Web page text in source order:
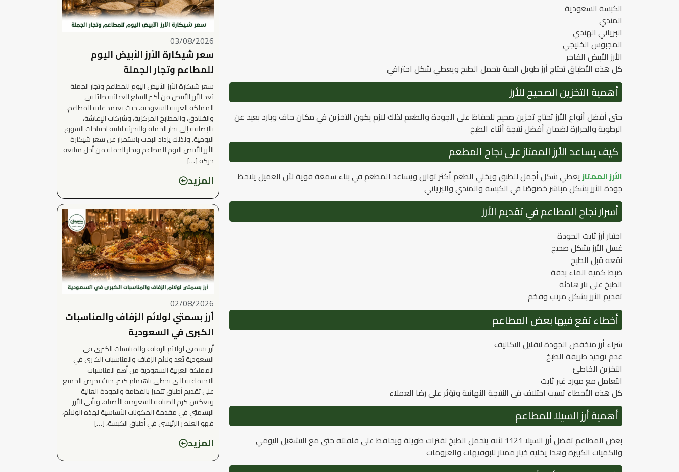
03/08/2026
سعر شيكارة الأرز الأبيض اليوم
للمطاعم وتجار الجملة
سعر شيكارة الأرز الأبيض اليوم للمطاعم وتجار الجملة
يُعد الأرز الأبيض من أكثر السلع الغذائية طلبًا في
المملكة العربية السعودية، حيث تعتمد عليه المطاعم،
والفنادق، والمطابخ المركزية، وشركات الإعاشة،
بالإضافة إلى تجار الجملة والتجزئة لتلبية احتياجات السوق
اليومية. ولذلك يزداد البحث باستمرار عن سعر شيكارة
الأرز الأبيض اليوم للمطاعم وتجار الجملة من أجل متابعة
حركة […]
المزيد
02/08/2026
أرز بسمتي لولائم الزفاف والمناسبات
الكبرى في السعودية
أرز بسمتي لولائم الزفاف والمناسبات الكبرى في
السعودية تُعد ولائم الزفاف والمناسبات الكبرى في
المملكة العربية السعودية من أهم المناسبات
الاجتماعية التي تحظى باهتمام كبير، حيث يحرص الجميع
على تقديم أطباق تتميز بالفخامة والجودة العالية
وتعكس كرم الضيافة السعودية الأصيلة. ويأتي الأرز
البسمتي في مقدمة المكونات الأساسية لهذه الولائم،
فهو العنصر الرئيسي في أطباق الكبسة، […]
المزيد
الكبسة السعودية
المندي
البرياني الهندي
المجبوس الخليجي
الأرز الأبيض الفاخر
كل هذه الأطباق تحتاج أرز طويل الحبة يتحمل الطبخ ويعطي شكل احترافي
أهمية التخزين الصحيح للأرز
حتى أفضل أنواع الأرز تحتاج تخزين صحيح للحفاظ على الجودة والطعم لذلك لازم يكون التخزين في مكان جاف وبارد بعيد عن
الرطوبة والحرارة لضمان أفضل نتيجة أثناء الطبخ
كيف يساعد الأرز الممتاز على نجاح المطعم
الأرز الممتاز يعطي شكل أجمل للطبق ويخلي الطعم أكثر توازن ويساعد المطعم في بناء سمعة قوية لأن العميل يلاحظ
جودة الأرز بشكل مباشر خصوصًا في الكبسة والمندي والبرياني
أسرار نجاح المطاعم في تقديم الأرز
اختيار أرز ثابت الجودة
غسل الأرز بشكل صحيح
نقعه قبل الطبخ
ضبط كمية الماء بدقة
الطبخ على نار هادئة
تقديم الأرز بشكل مرتب وفخم
أخطاء تقع فيها بعض المطاعم
شراء أرز منخفض الجودة لتقليل التكاليف
عدم توحيد طريقة الطبخ
التخزين الخاطئ
التعامل مع مورد غير ثابت
كل هذه الأخطاء تسبب اختلاف في النتيجة النهائية وتؤثر على رضا العملاء
أهمية أرز السيلا للمطاعم
بعض المطاعم تفضل أرز السيلا 1121 لأنه يتحمل الطبخ لفترات طويلة ويحافظ على فلفلته حتى مع التشغيل اليومي
والكميات الكبيرة وهذا يخليه خيار ممتاز للبوفيهات والعزومات